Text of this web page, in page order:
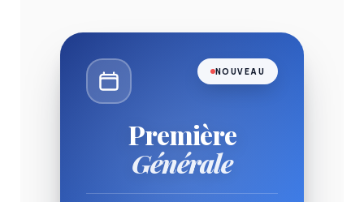
NOUVEAU
Première
Générale
STMG
Générale
STMG